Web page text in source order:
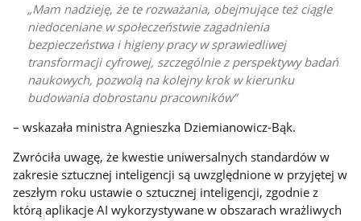
Mam nadzieję, że te rozważania, obejmujące też ciągle
niedoceniane w społeczeństwie zagadnienia
bezpieczeństwa i higieny pracy w sprawiedliwej
transformacji cyfrowej, szczególnie z perspektywy badań
naukowych, pozwolą na kolejny krok w kierunku
budowania dobrostanu pracowników
– wskazała ministra Agnieszka Dziemianowicz-Bąk.
Zwróciła uwagę, że kwestie uniwersalnych standardów w
zakresie sztucznej inteligencji są uwzględnione w przyjętej w
zeszłym roku ustawie o sztucznej inteligencji, zgodnie z
którą aplikacje AI wykorzystywane w obszarach wrażliwych